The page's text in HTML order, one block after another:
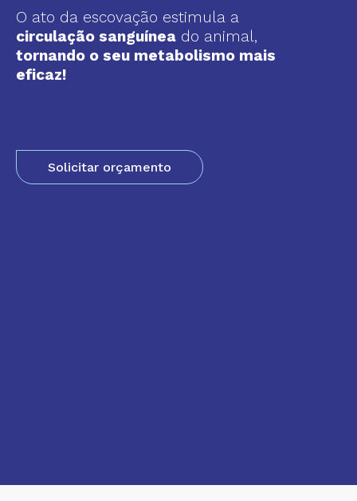
O ato da escovação estimula a
circulação sanguínea do animal,
tornando o seu metabolismo mais
eficaz!
Solicitar orçamento